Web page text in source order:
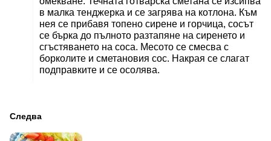
в малка тенджерка и се загрява на котлона. Към
нея се прибавя топено сирене и горчица, сосът
се бърка до пълното разтапяне на сиренето и
сгъстяването на соса. Месото се смесва с
борколите и сметановия сос. Накрая се слагат
подправките и се осолява.
Следва